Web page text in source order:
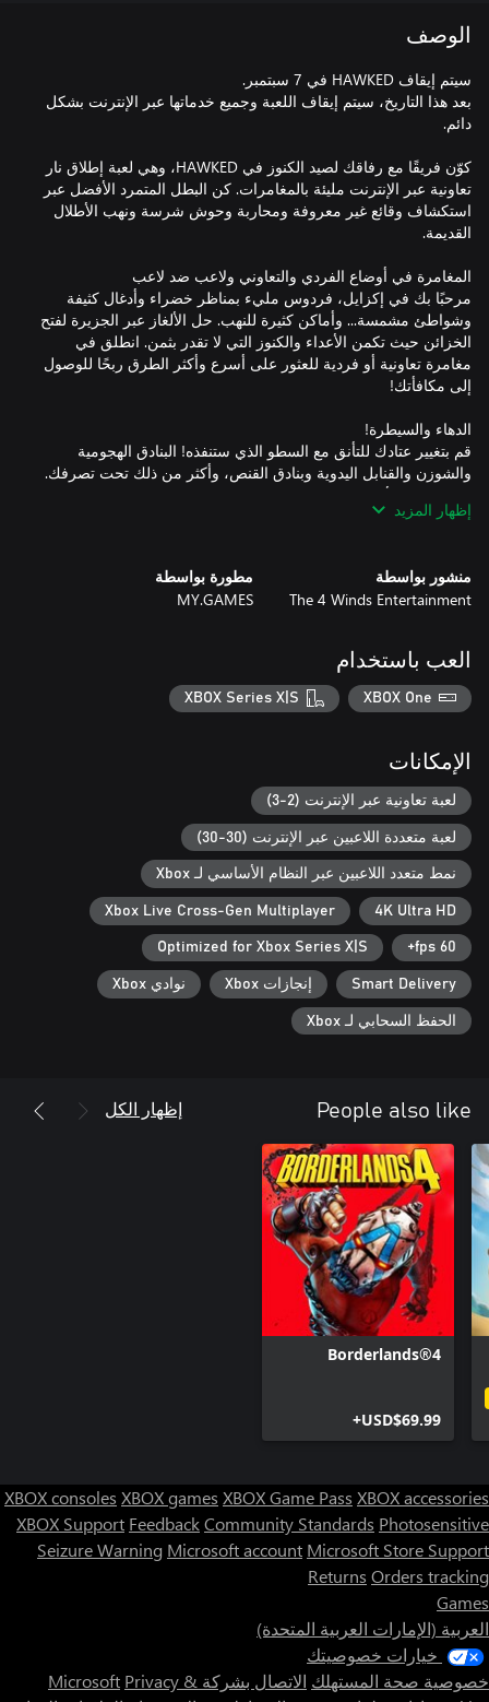
الوصف
بعد هذا التاريخ، سيتم إيقاف اللعبة وجميع خدماتها عبر الإنترنت بشكل
كوّن فريقًا مع رفاقك لصيد الكنوز في HAWKED، وهي لعبة إطلاق نار
تعاونية عبر الإنترنت مليئة بالمغامرات. كن البطل المتمرد الأفضل عبر
استكشاف وقائع غير معروفة ومحاربة وحوش شرسة ونهب الأطلال
مرحبًا بك في إكزايل، فردوس مليء بمناظر خضراء وأدغال كثيفة
وشواطئ مشمسة... وأماكن كثيرة للنهب. حل الألغاز عبر الجزيرة لفتح
الخزائن حيث تكمن الأعداء والكنوز التي لا تقدر بثمن. انطلق في
مغامرة تعاونية أو فردية للعثور على أسرع وأكثر الطرق ربحًا للوصول
قم بتغيير عتادك للتأنق مع السطو الذي ستنفذه! البنادق الهجومية
والشوزن والقنابل اليدوية وبنادق القنص، وأكثر من ذلك تحت تصرفك.
حتى القطع الأثرية الغامضة التي تنهبها يمكن ترقيتها لإطلاق قوى جديدة
تغير مجرى اللعبة! استخدمها جميعًا لمواجهة الوحوش أو التفوق على
اصطد بأناقة مع مئات من خيارات التخصيص المختلفة، بما في ذلك
الجامحة وأجهزة العابر والألواح الطائرة المخصصة وأكثر من ذلك.
يمكن فتح أنماط جديدة لمتمردك من خلال المهام والمتجر وتذكرة
تتكشف القصة عبر الإصدارات، وهي تحديثات ضخمة مليئة بسلسلة
مهام شائقة وشخصيات جديدة. تعاون مع المارقين والمحتالين على متن
ريفتويك لتعزيز سمعتك أمامهم. شاهد كيف سيتغير ويتطور إكزايل
إظهار المزيد
منشور بواسطة
The 4 Winds Entertainment
مطورة بواسطة
MY.GAMES
العب باستخدام
XBOX One
XBOX Series X|S
الإمكانات
لعبة تعاونية عبر الإنترنت (2-3)
لعبة متعددة اللاعبين عبر الإنترنت (30-30)
نمط متعدد اللاعبين عبر النظام الأساسي لـ Xbox
4K Ultra HD
Xbox Live Cross-Gen Multiplayer
60 fps+
Optimized for Xbox Series X|S
Smart Delivery إنجازات Xbox نوادي Xbox
الحفظ السحابي لـ Xbox
People also like إظهار الكل
Borderlands®4
USD$69.99+
XBOX consoles XBOX games XBOX Game Pass XBOX accessories
XBOX Support FeedbackCommunity Standards Photosensitive
Seizure Warning Microsoft account Microsoft Store Support
Returns Orders tracking
Games
العربية (الإمارات العربية المتحدة)
خيارات خصوصيتك
خصوصية صحة المستهلك الاتصال بشركة Microsoft Privacy &